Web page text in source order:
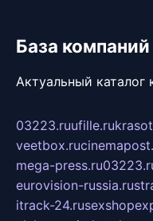
База компаний
Актуальный
03223.ruufille.ru
veetbox.ru
mega-press.ru
eurovision-russia.ru
itrack-24.ru